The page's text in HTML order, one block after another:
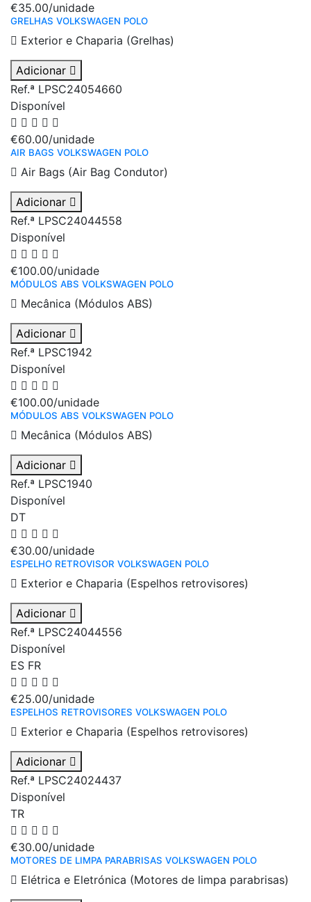
€35.00/unidade
GRELHAS VOLKSWAGEN POLO
Exterior e Chaparia (Grelhas)
Adicionar
Ref.ª LPSC24054660
Disponível
€60.00/unidade
AIR BAGS VOLKSWAGEN POLO
Air Bags (Air Bag Condutor)
Adicionar
Ref.ª LPSC24044558
Disponível
€100.00/unidade
MÓDULOS ABS VOLKSWAGEN POLO
Mecânica (Módulos ABS)
Adicionar
Ref.ª LPSC1942
Disponível
€100.00/unidade
MÓDULOS ABS VOLKSWAGEN POLO
Mecânica (Módulos ABS)
Adicionar
Ref.ª LPSC1940
Disponível
DT
€30.00/unidade
ESPELHO RETROVISOR VOLKSWAGEN POLO
Exterior e Chaparia (Espelhos retrovisores)
Adicionar
Ref.ª LPSC24044556
Disponível
ES FR
€25.00/unidade
ESPELHOS RETROVISORES VOLKSWAGEN POLO
Exterior e Chaparia (Espelhos retrovisores)
Adicionar
Ref.ª LPSC24024437
Disponível
TR
€30.00/unidade
MOTORES DE LIMPA PARABRISAS VOLKSWAGEN POLO
Elétrica e Eletrónica (Motores de limpa parabrisas)